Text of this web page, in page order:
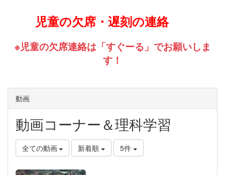
児童の欠席・遅刻の連絡
※児童の欠席連絡は「すぐーる」でお願いしま
す！
動画
動画コーナー＆理科学習
全ての動画 新着順 5件